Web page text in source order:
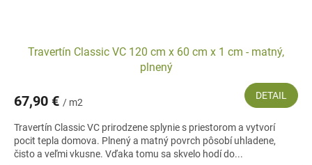
Travertín Classic VC 120 cm x 60 cm x 1 cm - matný,
plnený
67,90 € / m2
DETAIL
Travertín Classic VC prirodzene splynie s priestorom a vytvorí
pocit tepla domova. Plnený a matný povrch pôsobí uhladene,
čisto a veľmi vkusne. Vďaka tomu sa skvelo hodí do...